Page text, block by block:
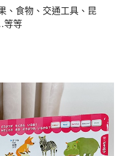
、食物、交通工具、昆
等等